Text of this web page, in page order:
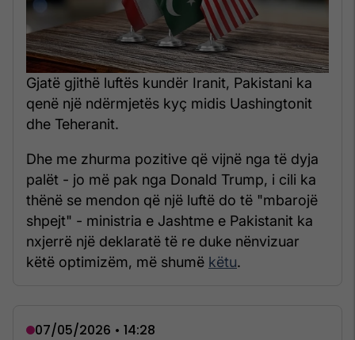
Gjatë gjithë luftës kundër Iranit, Pakistani ka
qenë një ndërmjetës kyç midis Uashingtonit
dhe Teheranit.
Dhe me zhurma pozitive që vijnë nga të dyja
palët - jo më pak nga Donald Trump, i cili ka
thënë se mendon që një luftë do të "mbarojë
shpejt" - ministria e Jashtme e Pakistanit ka
nxjerrë një deklaratë të re duke nënvizuar
këtë optimizëm, më shumë këtu.
07/05/2026 • 14:28